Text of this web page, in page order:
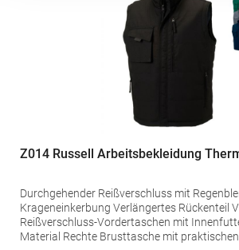
Z014 Russell Arbeitsbekleidung
Durchgehender Reißverschluss mit
Krageneinkerbung Verlängertes Rückenteil Verdeckte, vertikale
Reißverschluss-Vordertaschen mit
Material Rechte Brusttasche mit praktischen Unterteilungen